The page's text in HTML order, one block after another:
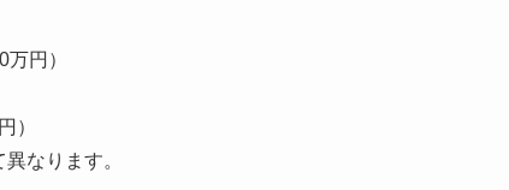
円）
）
なります。